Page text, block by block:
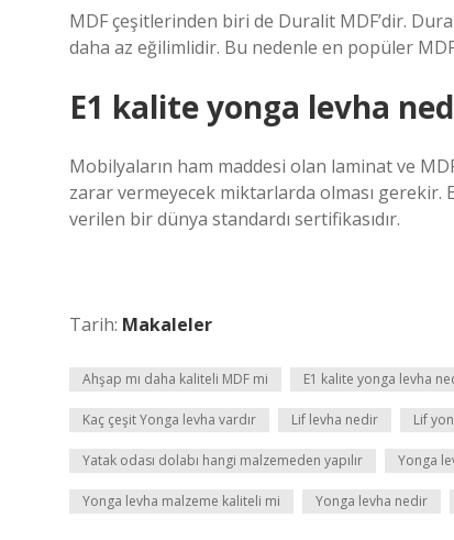
MDF çeşitlerinden biri de Duralit MDF’dir.
daha az eğilimlidir. Bu nedenle en popüler
E1 kalite yonga levha
Mobilyaların ham maddesi olan laminat ve
zarar vermeyecek miktarlarda olması
verilen bir dünya standardı sertifikasıdır.
Tarih: Makaleler
Ahşap mı daha kaliteli MDF mi E1 kalite yonga levha
Kaç çeşit Yonga levha vardır Lif levha nedir Lif
Yatak odası dolabı hangi malzemeden yapılır Yonga
Yonga levha malzeme kaliteli mi Yonga levha nedir